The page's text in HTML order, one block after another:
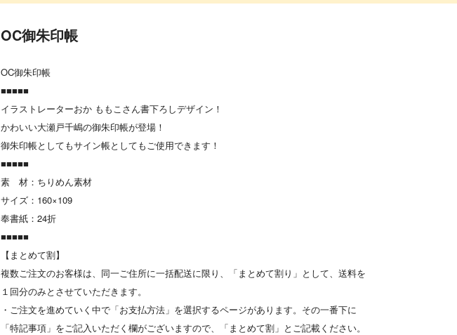
OC御朱印帳
OC御朱印帳
■■■■■
イラストレーターおか ももこさん書下ろしデザイン！
かわいい大瀬戸千嶋の御朱印帳が登場！
御朱印帳としてもサイン帳としてもご使用できます！
■■■■■
素 材：ちりめん素材
サイズ：160×109
奉書紙：24折
■■■■■
【まとめて割】
複数ご注文のお客様は、同一ご住所に一括配送に限り、「まとめて割り」として、送料を
１回分のみとさせていただきます。
・ご注文を進めていく中で「お支払方法」を選択するページがあります。その一番下に
「特記事項」をご記入いただく欄がございますので、「まとめて割」とご記載ください。